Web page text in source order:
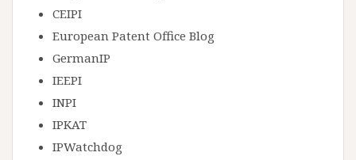
CEIPI
European Patent Office Blog
GermanIP
IEEPI
INPI
IPKAT
IPWatchdog